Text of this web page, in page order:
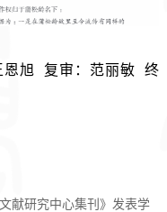
旭  复审：范丽敏  终
献研究中心集刊》发表学